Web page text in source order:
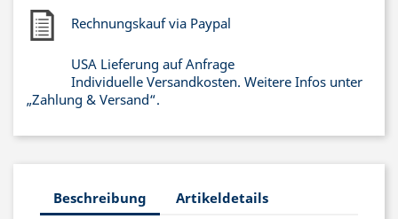
Rechnungskauf via Paypal
USA Lieferung auf Anfrage
Individuelle Versandkosten. Weitere Infos unter
„Zahlung & Versand“.
Beschreibung Artikeldetails